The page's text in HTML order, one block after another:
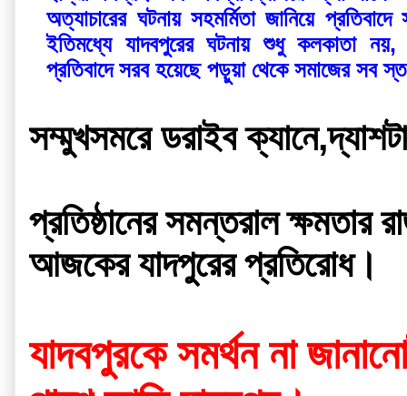
অত্যাচারের ঘটনায় সহমর্মিতা জানিয়ে প্রতিবাদে সামিল
ইতিমধ্যে যাদবপুরের ঘটনায় শুধু কলকাতা নয়,
সম্মুখসমরে ডরাইব
প্রতিষ্ঠানের সমন্তরাল ক্ষমতার
আজকের যাদপুরের প্রতিরোধ।
যাদবপুরকে সমর্থন না